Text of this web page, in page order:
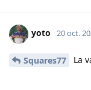
yoto 20 oct.
Squares77 La